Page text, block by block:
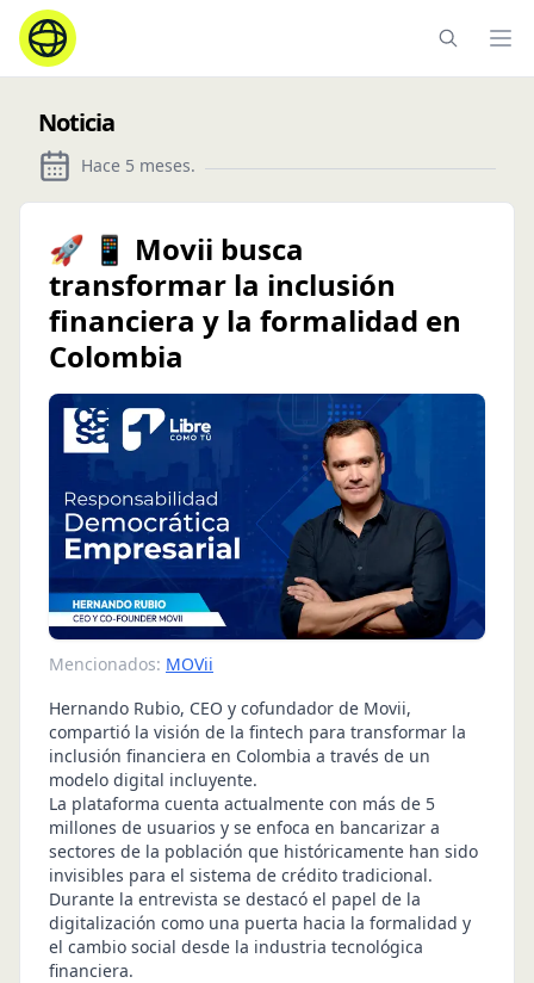
Noticia
Hace 5 meses.
🚀 📱 Movii busca
transformar la inclusión
financiera y la formalidad en
Colombia
Mencionados: MOVii
Hernando Rubio, CEO y cofundador de Movii,
compartió la visión de la fintech para transformar la
inclusión financiera en Colombia a través de un
modelo digital incluyente.
La plataforma cuenta actualmente con más de 5
millones de usuarios y se enfoca en bancarizar a
sectores de la población que históricamente han sido
invisibles para el sistema de crédito tradicional.
Durante la entrevista se destacó el papel de la
digitalización como una puerta hacia la formalidad y
el cambio social desde la industria tecnológica
financiera.